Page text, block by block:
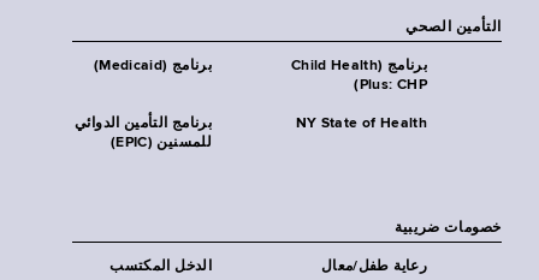
التأمين الصحي
برنامج (Medicaid)
برنامج (Child Health
Plus: CHP)
برنامج التأمين الدوائي
للمسنين (EPIC)
NY State of Health
خصومات ضريبية
الدخل المكتسب رعاية طفل/معال